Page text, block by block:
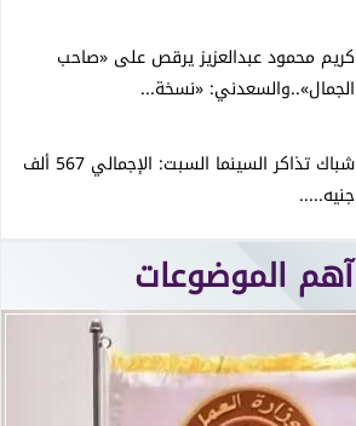
كريم محمود عبدالعزيز يرقص على «صاحب
الجمال»..والسعدني: «نسخة...
شباك تذاكر السينما السبت: الإجمالي 567 ألف
جنيه.....
آهم الموضوعات